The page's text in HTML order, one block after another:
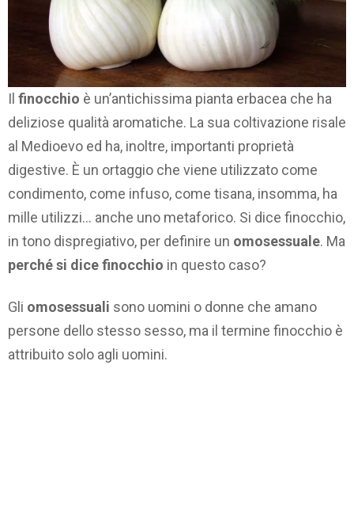
Il finocchio è un’antichissima pianta erbacea che ha
deliziose qualità aromatiche. La sua coltivazione risale
al Medioevo ed ha, inoltre, importanti proprietà
digestive. È un ortaggio che viene utilizzato come
condimento, come infuso, come tisana, insomma, ha
mille utilizzi… anche uno metaforico. Si dice finocchio,
in tono dispregiativo, per definire un omosessuale. Ma
perché si dice finocchio in questo caso?
Gli omosessuali sono uomini o donne che amano
persone dello stesso sesso, ma il termine finocchio è
attribuito solo agli uomini.